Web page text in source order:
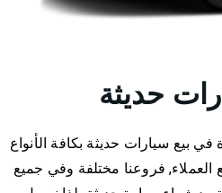
حديثة
في بيع سيارات حديثة بكافة الأنواع
فروعنا مختلفة وفي جميع